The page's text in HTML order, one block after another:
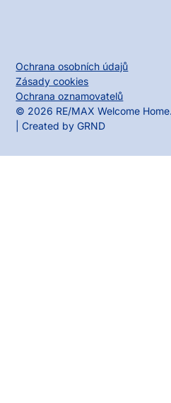
© 2026 RE/MAX Welcome
| Created byGRND
Ochrana osobních údajů
Zásady cookies
Ochrana oznamovatelů